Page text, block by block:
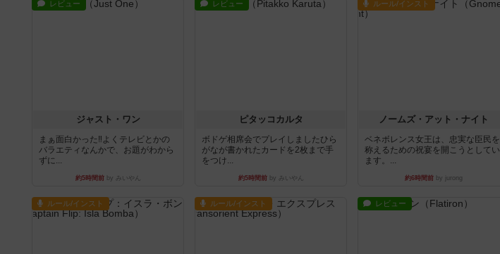
レビュー
ジャスト・ワン
まぁ面白かった‼️よくテレビとかの
バラエティなんかで、お題がわから
ずに...
約5時間前by みいやん
レビュー
ピタッコカルタ
ボドゲ相席会でプレイしましたひら
がなが書かれたカードを2枚まで手
をつけ...
約5時間前by みいやん
ルール/インスト
ノームズ・アット・ナイト
ベネボレンス女王は、忠実な臣民を
称えるための祝宴を開こうとしてい
ます。...
約6時間前 by jurong
ルール/インスト ルール/インスト レビュー